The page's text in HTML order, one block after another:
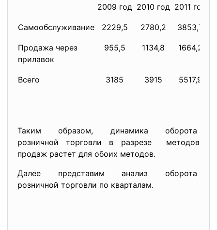
2009 год 2010 год 2011 год
Самообслуживание 2229,5 2780,2 3853,7
Продажа через
прилавок
955,5 1134,8 1664,2
Всего 3185 3915 5517,9
Таким образом, динамика оборота
розничной торговли в разрезе методов
продаж растет для обоих методов.
Далее представим анализ оборота
розничной торговли по кварталам.